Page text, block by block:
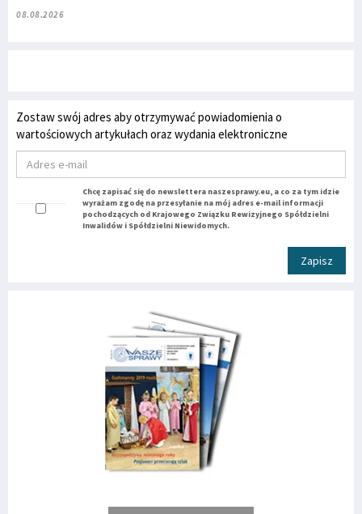
08.08.2026
Zostaw swój adres aby otrzymywać powiadomienia o
wartościowych artykułach oraz wydania elektroniczne
Chcę zapisać się do newslettera naszesprawy.eu, a co za tym idzie
wyrażam zgodę na przesyłanie na mój adres e-mail informacji
pochodzących od Krajowego Związku Rewizyjnego Spółdzielni
Inwalidów i Spółdzielni Niewidomych.
Zapisz